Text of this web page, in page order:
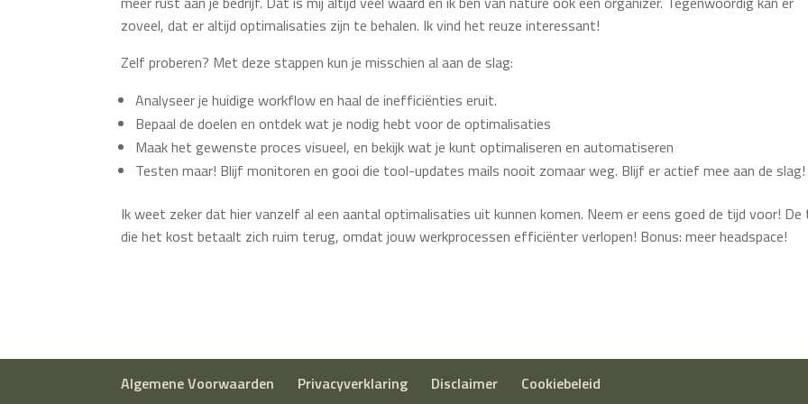
zoveel, dat er altijd optimalisaties zijn te behalen. Ik vind het reuze interessant!
Zelf proberen? Met deze stappen kun je misschien al aan de slag:
Analyseer je huidige workflow en haal de inefficiënties eruit.
Bepaal de doelen en ontdek wat je nodig hebt voor de optimalisaties
Maak het gewenste proces visueel, en bekijk wat je kunt optimaliseren en automatiseren
Testen maar! Blijf monitoren en gooi die tool-updates mails nooit zomaar weg. Blijf er actief mee aan de slag!
Ik weet zeker dat hier vanzelf al een aantal optimalisaties uit kunnen komen. Neem er eens goed de tijd voor! De
die het kost betaalt zich ruim terug, omdat jouw werkprocessen efficiënter verlopen! Bonus: meer headspace!
Algemene Voorwaarden Privacyverklaring Disclaimer Cookiebeleid